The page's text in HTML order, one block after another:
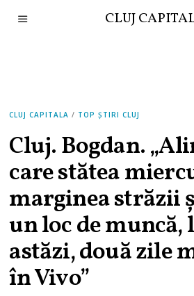
CLUJ
CLUJ CAPITALA / TOP ȘTIRI CLUJ
Cluj. Bogdan.
care stătea
marginea străzii
un loc de muncă,
astăzi, două zile
în Vivo”